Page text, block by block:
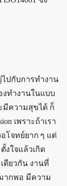
ปกับการทำงาน
ทำงานในแบบ
มีความสุขได้ ก็
เพราะถ้าเรา
โจทย์ยาก ๆ แต่
งใจแล้วเกิด
ดียวกัน งานที่
ากพอ มีความ